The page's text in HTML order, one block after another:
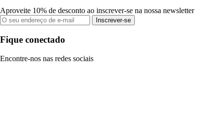
Aproveite 10% de desconto ao inscrever-se na nossa newsletter
Inscrever-se
Fique conectado
Encontre-nos nas redes sociais